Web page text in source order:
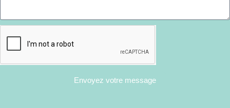
Envoyez votre message